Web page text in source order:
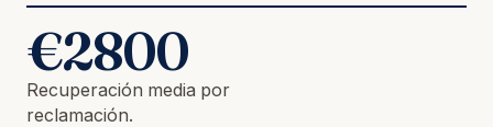
€2800
Recuperación media por
reclamación.